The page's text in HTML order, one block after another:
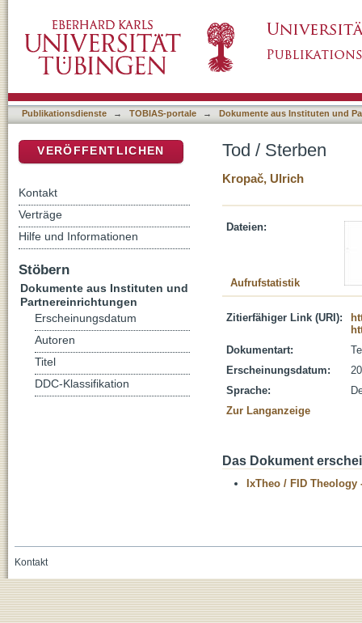
Publikationsdienste → TOBIAS-portale → Dokumente aus Instituten und
Tod / Sterben
Kropač, Ulrich
Dateien:
Aufrufstatistik
Zitierfähiger Link (URI):
Dokumentart:
Erscheinungsdatum:
Sprache:
Zur Langanzeige
Das Dokument
IxTheo / FID Theology
VERÖFFENTLICHEN
Kontakt
Verträge
Hilfe und Informationen
Stöbern
Dokumente aus Instituten und
Partnereinrichtungen
Erscheinungsdatum
Autoren
Titel
DDC-Klassifikation
Kontakt